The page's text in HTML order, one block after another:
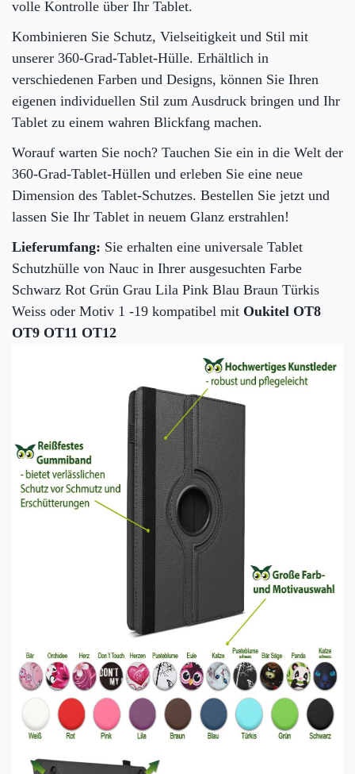
volle Kontrolle über Ihr Tablet.
Kombinieren Sie Schutz, Vielseitigkeit und Stil mit
unserer 360-Grad-Tablet-Hülle. Erhältlich in
verschiedenen Farben und Designs, können Sie Ihren
eigenen individuellen Stil zum Ausdruck bringen und Ihr
Tablet zu einem wahren Blickfang machen.
Worauf warten Sie noch? Tauchen Sie ein in die Welt der
360-Grad-Tablet-Hüllen und erleben Sie eine neue
Dimension des Tablet-Schutzes. Bestellen Sie jetzt und
lassen Sie Ihr Tablet in neuem Glanz erstrahlen!
Lieferumfang: Sie erhalten eine universale Tablet
Schutzhülle von Nauc in Ihrer ausgesuchten Farbe
Schwarz Rot Grün Grau Lila Pink Blau Braun Türkis
Weiss oder Motiv 1 -19 kompatibel mit Oukitel OT8
OT9 OT11 OT12